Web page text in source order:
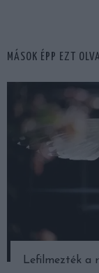
MÁSOK ÉPP EZT
Lefilmezték a